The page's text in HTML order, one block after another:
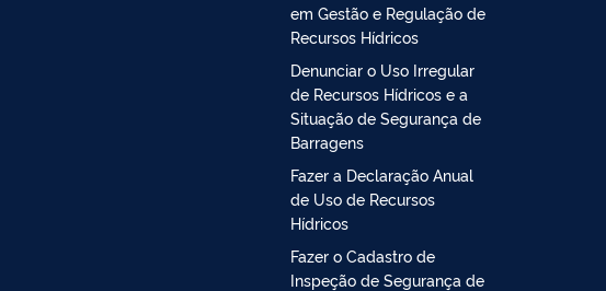
em Gestão e Regulação de
Recursos Hídricos
Denunciar o Uso Irregular
de Recursos Hídricos e a
Situação de Segurança de
Barragens
Fazer a Declaração Anual
de Uso de Recursos
Hídricos
Fazer o Cadastro de
Inspeção de Segurança de